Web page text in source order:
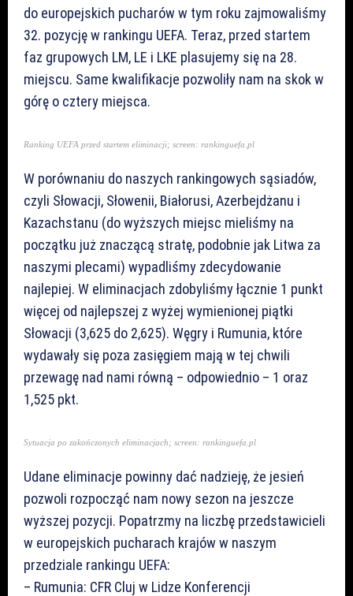
do europejskich pucharów w tym roku zajmowaliśmy
32. pozycję w rankingu UEFA. Teraz, przed startem
faz grupowych LM, LE i LKE plasujemy się na 28.
miejscu. Same kwalifikacje pozwoliły nam na skok w
górę o cztery miejsca.
Ranking UEFA przed startem eliminacji; screen: rankinguefa.pl
W porównaniu do naszych rankingowych sąsiadów,
czyli Słowacji, Słowenii, Białorusi, Azerbejdżanu i
Kazachstanu (do wyższych miejsc mieliśmy na
początku już znaczącą stratę, podobnie jak Litwa za
naszymi plecami) wypadliśmy zdecydowanie
najlepiej. W eliminacjach zdobyliśmy łącznie 1 punkt
więcej od najlepszej z wyżej wymienionej piątki
Słowacji (3,625 do 2,625). Węgry i Rumunia, które
wydawały się poza zasięgiem mają w tej chwili
przewagę nad nami równą – odpowiednio – 1 oraz
1,525 pkt.
Sytuacja po zakończonych eliminacjach; screen: rankinguefa.pl
Udane eliminacje powinny dać nadzieję, że jesień
pozwoli rozpocząć nam nowy sezon na jeszcze
wyższej pozycji. Popatrzmy na liczbę przedstawicieli
w europejskich pucharach krajów w naszym
przedziale rankingu UEFA:
– Rumunia: CFR Cluj w Lidze Konferencji